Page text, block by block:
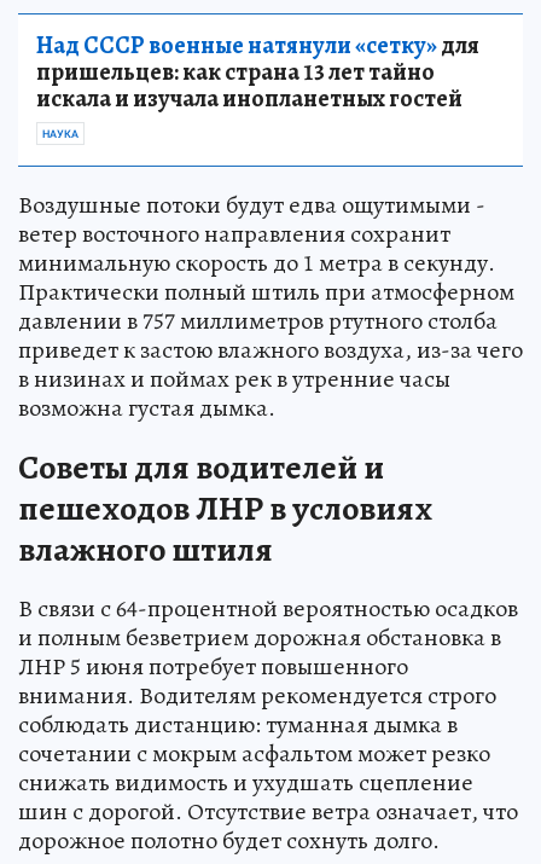
Над СССР военные натянули «сетку»для
пришельцев: как страна 13 лет тайно
искала и изучала инопланетных гостей
НАУКА
Воздушные потоки будут едва ощутимыми -
ветер восточного направления сохранит
минимальную скорость до 1 метра в секунду.
Практически полный штиль при атмосферном
давлении в 757 миллиметров ртутного столба
приведет к застою влажного воздуха, из-за чего
в низинах и поймах рек в утренние часы
возможна густая дымка.
Советы для водителей и
пешеходов ЛНР в условиях
влажного штиля
В связи с 64-процентной вероятностью осадков
и полным безветрием дорожная обстановка в
ЛНР 5 июня потребует повышенного
внимания. Водителям рекомендуется строго
соблюдать дистанцию: туманная дымка в
сочетании с мокрым асфальтом может резко
снижать видимость и ухудшать сцепление
шин с дорогой. Отсутствие ветра означает, что
дорожное полотно будет сохнуть долго.